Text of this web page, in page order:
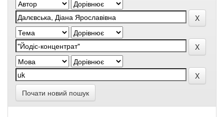
Почати новий пошук